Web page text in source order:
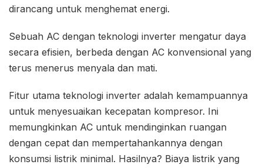
dirancang untuk menghemat energi.
Sebuah AC dengan teknologi inverter mengatur daya
secara efisien, berbeda dengan AC konvensional yang
terus menerus menyala dan mati.
Fitur utama teknologi inverter adalah kemampuannya
untuk menyesuaikan kecepatan kompresor. Ini
memungkinkan AC untuk mendinginkan ruangan
dengan cepat dan mempertahankannya dengan
konsumsi listrik minimal. Hasilnya? Biaya listrik yang